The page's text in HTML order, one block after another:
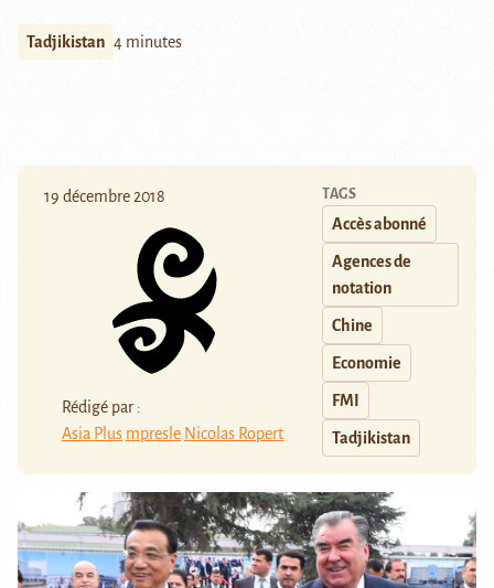
Tadjikistan 4 minutes
19 décembre 2018
Rédigé par :
Asia Plus mpresle Nicolas Ropert
TAGS
Accès abonné
Agences de
notation
Chine
Economie
FMI
Tadjikistan